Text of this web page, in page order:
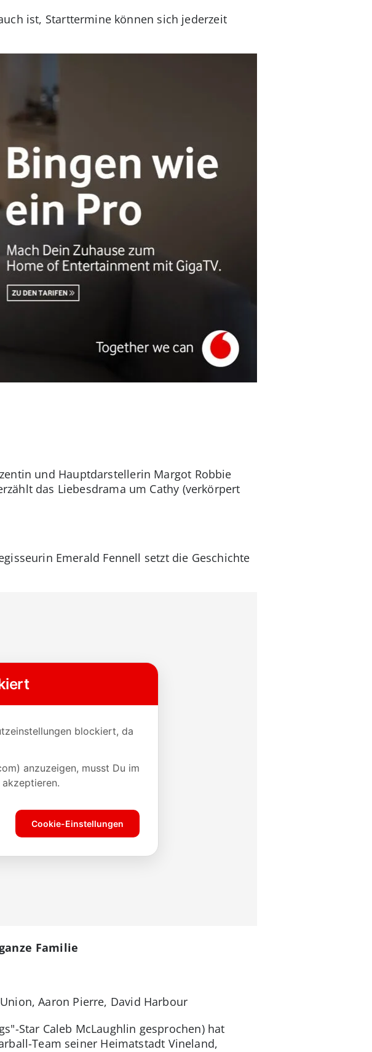
ist, Starttermine können sich jederzeit
und Hauptdarstellerin Margot Robbie
das Liebesdrama um Cathy (verkörpert
Emerald Fennell setzt die Geschichte
Familie
Aaron Pierre, David Harbour
Star Caleb McLaughlin gesprochen) hat
Team seiner Heimatstadt Vineland,